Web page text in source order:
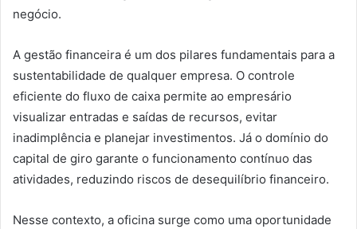
negócio.
A gestão financeira é um dos pilares fundamentais para a
sustentabilidade de qualquer empresa. O controle
eficiente do fluxo de caixa permite ao empresário
visualizar entradas e saídas de recursos, evitar
inadimplência e planejar investimentos. Já o domínio do
capital de giro garante o funcionamento contínuo das
atividades, reduzindo riscos de desequilíbrio financeiro.
Nesse contexto, a oficina surge como uma oportunidade